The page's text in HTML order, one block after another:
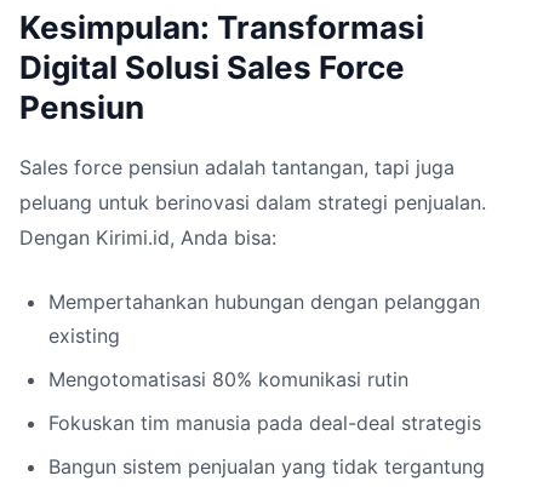
Kesimpulan: Transformasi
Digital Solusi Sales Force
Pensiun
Sales force pensiun adalah tantangan, tapi juga
peluang untuk berinovasi dalam strategi penjualan.
Dengan Kirimi.id, Anda bisa:
Mempertahankan hubungan dengan pelanggan
existing
Mengotomatisasi 80% komunikasi rutin
Fokuskan tim manusia pada deal-deal strategis
Bangun sistem penjualan yang tidak tergantung